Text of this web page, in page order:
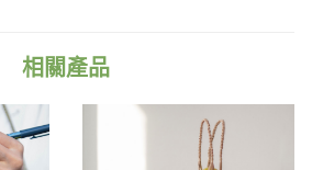
相關產品